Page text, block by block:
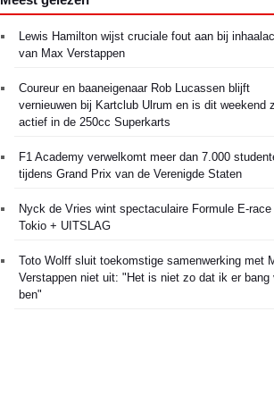
Lewis Hamilton wijst cruciale fout aan bij
van Max Verstappen
Coureur en baaneigenaar Rob Lucassen blijft
vernieuwen bij Kartclub Ulrum en is dit weekend
actief in de 250cc Superkarts
F1 Academy verwelkomt meer dan 7.000
tijdens Grand Prix van de Verenigde Staten
Nyck de Vries wint spectaculaire Formule E-race
Tokio + UITSLAG
Toto Wolff sluit toekomstige samenwerking met
Verstappen niet uit: "Het is niet zo dat ik er bang
ben"